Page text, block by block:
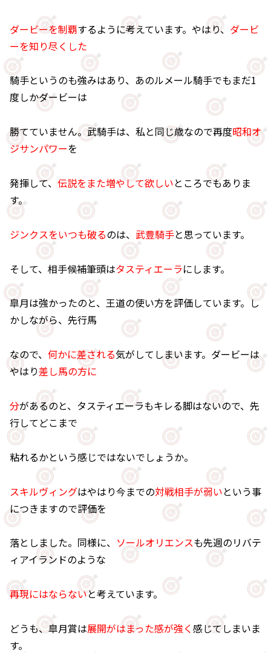
ダービーを制覇するように考えています。やはり、 ダービ
ーを知り尽くした
騎手というのも強みはあり、あのルメール騎手でもまだ1
度しかダービーは
勝てていません。武騎手は、私と同じ歳なので再度昭和オ
ジサンパワーを
発揮して、 伝説をまた増やして欲しいところでもありま
す。
ジンクスをいつも破るのは、 武豊騎手と思っています。
そして、相手候補筆頭はタスティエーラにします。
皐月は強かったのと、王道の使い方を評価しています。し
かしながら、先行馬
なので、 何かに差される気がしてしまいます。ダービーは
やはり差し馬の方に
分があるのと、タスティエーラもキレる脚はないので、先
行してどこまで
粘れるかという感じではないでしょうか。
スキルヴィングはやはり今までの対戦相手が弱いという事
につきますので評価を
落としました。同様に、 ソールオリエンスも先週のリバテ
ィアイランドのような
再現にはならないと考えています。
どうも、皐月賞は展開がはまった感が強く感じてしまいま
す。